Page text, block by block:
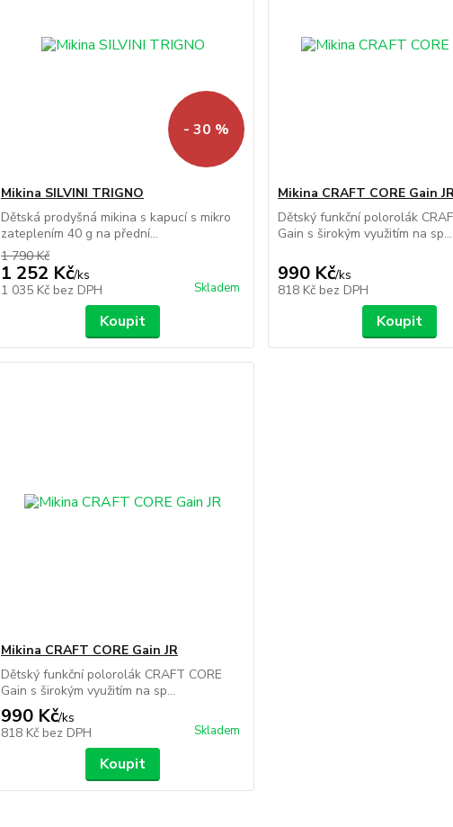
- 30 %
Mikina SILVINI TRIGNO
Dětská prodyšná mikina s kapucí s mikro
zateplením 40 g na přední...
1 790 Kč
1 252 Kč/ks
1 035 Kč bez DPH Skladem
Koupit
Mikina CRAFT CORE Gain
Dětský funkční polorolák
Gain s širokým využitím na sp...
990 Kč/ks
818 Kč bez DPH
Koupit
Mikina CRAFT CORE Gain JR
Dětský funkční polorolák CRAFT CORE
Gain s širokým využitím na sp...
990 Kč/ks
818 Kč bez DPH Skladem
Koupit